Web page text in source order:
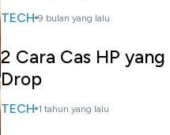
TECH 9 bulan yang lalu
2 Cara Cas HP
Drop
TECH 1 tahun yang lalu